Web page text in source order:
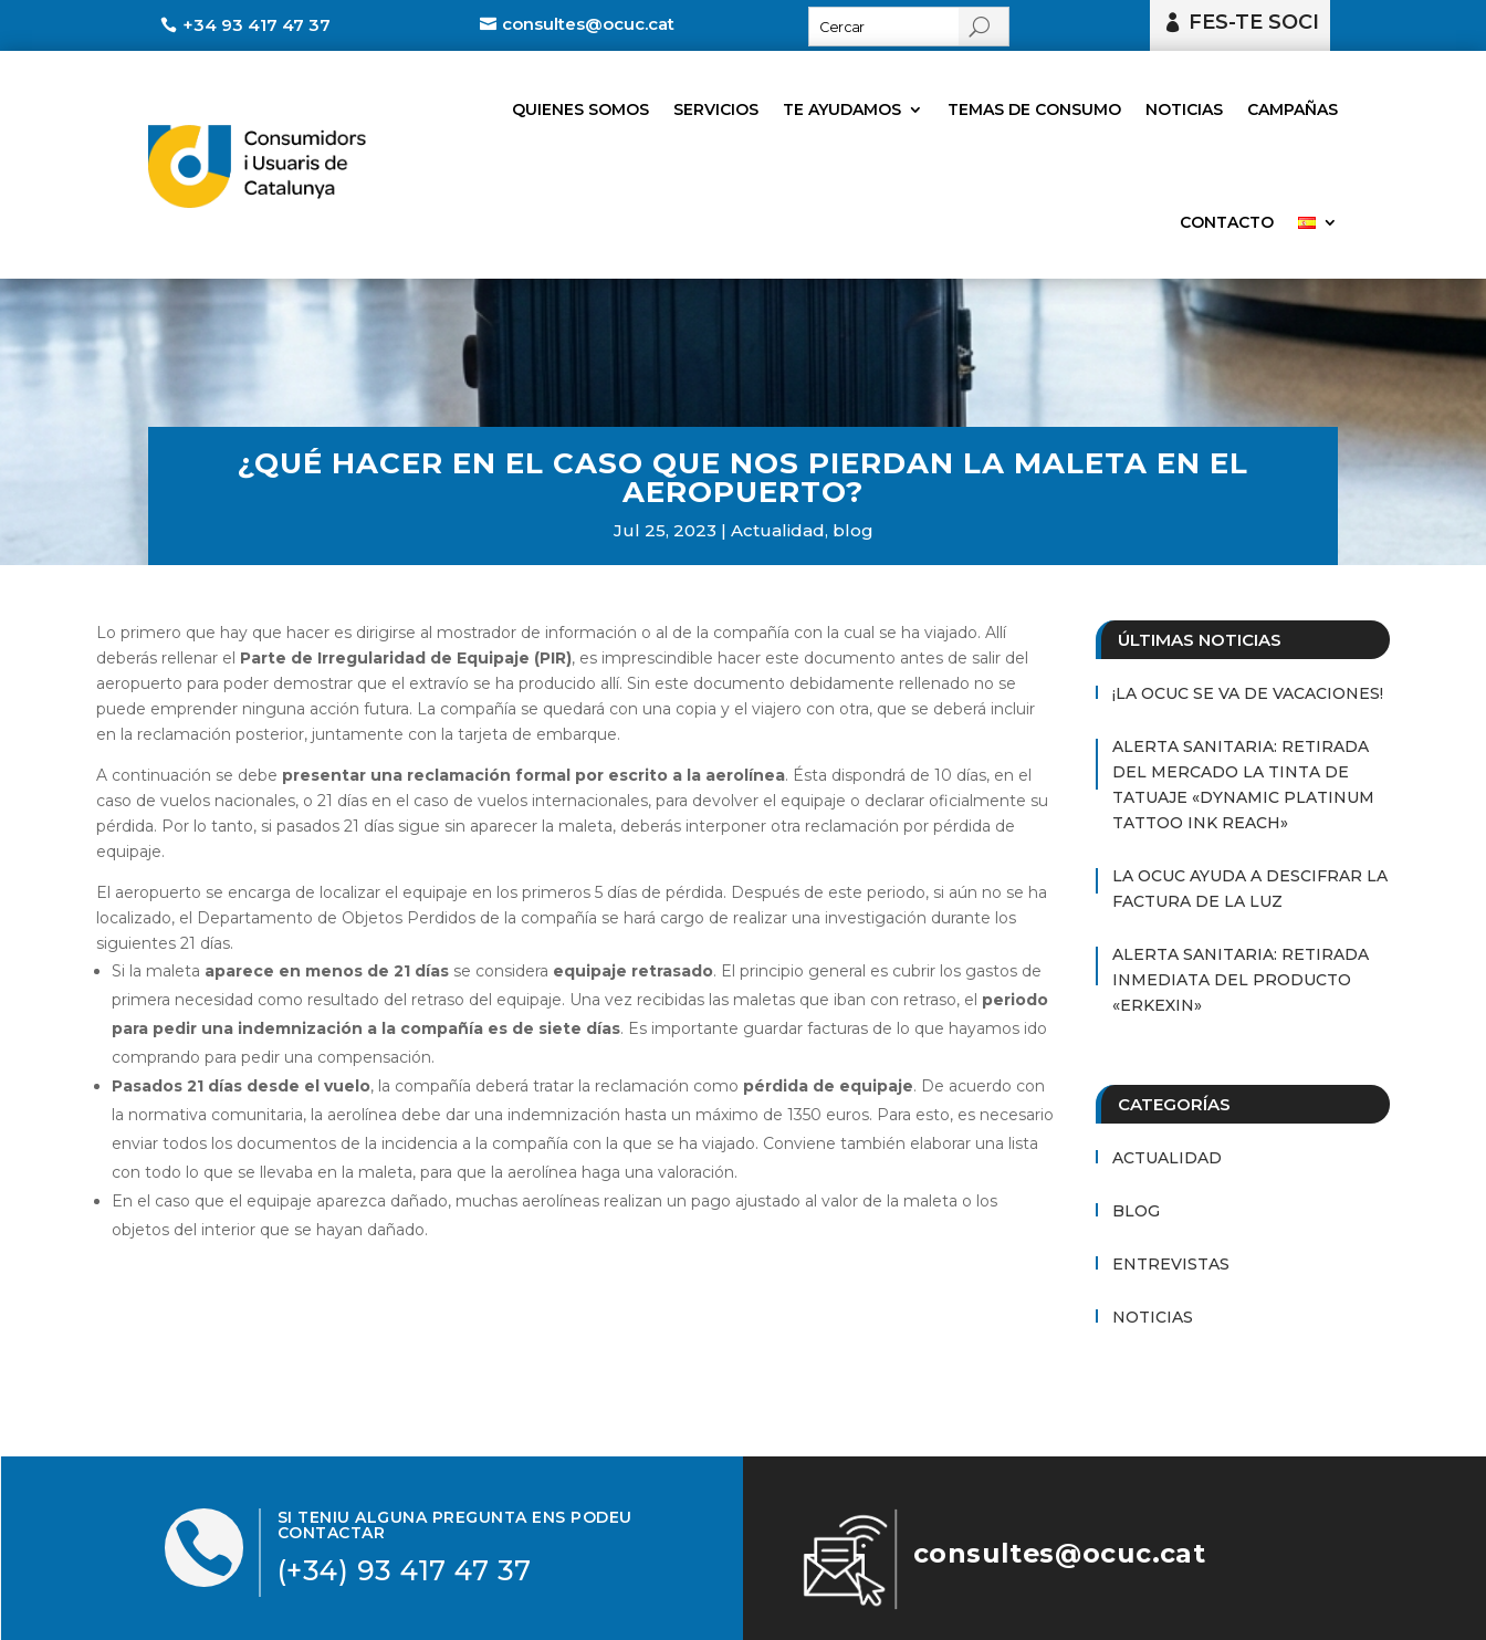
+34 93 417 47 37 consultes@ocuc.cat FES-TE SOCI
QUIENES SOMOS SERVICIOS TE AYUDAMOS TEMAS DE CONSUMO NOTICIAS CAMPAÑAS
CONTACTO
¿QUÉ HACER EN EL CASO QUE NOS PIERDAN LA MALETA EN EL
AEROPUERTO?
Jul 25, 2023 Actualidad, blog
Lo primero que hay que hacer es dirigirse al mostrador de información o al de la compañía con la cual se ha viajado. Allí
deberás rellenar el Parte de Irregularidad de Equipaje (PIR), es imprescindible hacer este documento antes de salir del
aeropuerto para poder demostrar que el extravío se ha producido allí. Sin este documento debidamente rellenado no se
puede emprender ninguna acción futura. La compañía se quedará con una copia y el viajero con otra, que se deberá incluir
en la reclamación posterior, juntamente con la tarjeta de embarque.
A continuación se debe presentar una reclamación formal por escrito a la aerolínea. Ésta dispondrá de 10 días, en el
caso de vuelos nacionales, o 21 días en el caso de vuelos internacionales, para devolver el equipaje o declarar oficialmente su
pérdida. Por lo tanto, si pasados 21 días sigue sin aparecer la maleta, deberás interponer otra reclamación por pérdida de
equipaje.
El aeropuerto se encarga de localizar el equipaje en los primeros 5 días de pérdida. Después de este periodo, si aún no se ha
localizado, el Departamento de Objetos Perdidos de la compañía se hará cargo de realizar una investigación durante los
siguientes 21 días.
Si la maleta aparece en menos de 21 días se considera equipaje retrasado. El principio general es cubrir los gastos de
primera necesidad como resultado del retraso del equipaje. Una vez recibidas las maletas que iban con retraso, el periodo
para pedir una indemnización a la compañía es de siete días. Es importante guardar facturas de lo que hayamos ido
comprando para pedir una compensación.
Pasados 21 días desde el vuelo, la compañía deberá tratar la reclamación como pérdida de equipaje. De acuerdo con
la normativa comunitaria, la aerolínea debe dar una indemnización hasta un máximo de 1350 euros. Para esto, es necesario
enviar todos los documentos de la incidencia a la compañía con la que se ha viajado. Conviene también elaborar una lista
con todo lo que se llevaba en la maleta, para que la aerolínea haga una valoración.
En el caso que el equipaje aparezca dañado, muchas aerolíneas realizan un pago ajustado al valor de la maleta o los
objetos del interior que se hayan dañado.
ÚLTIMAS NOTICIAS
¡LA OCUC SE VA DE VACACIONES!
ALERTA SANITARIA: RETIRADA
DEL MERCADO LA TINTA DE
TATUAJE «DYNAMIC PLATINUM
TATTOO INK REACH»
LA OCUC AYUDA A DESCIFRAR LA
FACTURA DE LA LUZ
ALERTA SANITARIA: RETIRADA
INMEDIATA DEL PRODUCTO
«ERKEXIN»
CATEGORÍAS
ACTUALIDAD
BLOG
ENTREVISTAS
NOTICIAS
 SI TENIU ALGUNA PREGUNTA ENS PODEU
CONTACTAR
(+34) 93 417 47 37
consultes@ocuc.cat